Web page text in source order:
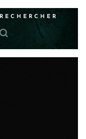
RECHERCHER